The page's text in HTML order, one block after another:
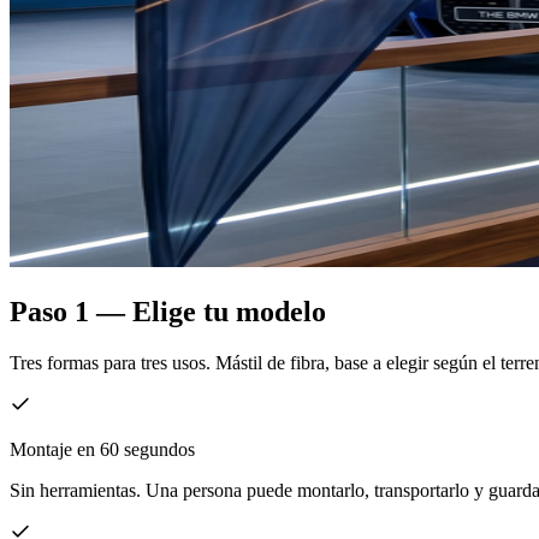
Paso 1 — Elige tu modelo
Tres formas para tres usos. Mástil de fibra, base a elegir según el
Montaje en 60 segundos
Sin herramientas. Una persona puede montarlo, transportarlo y